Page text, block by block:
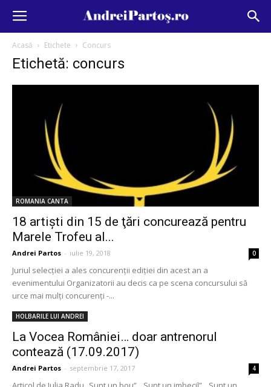
Acasă Etichete Concurs
Etichetă: concurs
ROMANIA CANTA
18 artişti din 15 de ţări concurează pentru
Marele Trofeu al...
Andrei Partos - iulie 19, 2018 0
Juriul selecţiei a ales concurenţii ediţiei din acest an a
evenimentului Organizatorii au decis ca pe scena concursului să
urce mai mulţi concurenţi -...
HOLBARILE LUI ANDREI
La Vocea României… doar antrenorul
contează (17.09.2017)
Andrei Partos - septembrie 17, 2017 4